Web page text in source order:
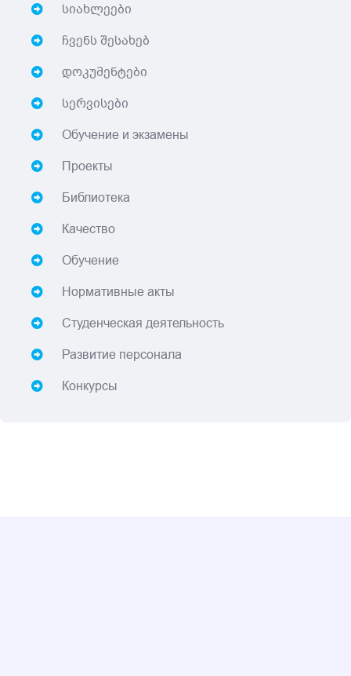
სიახლეები
ჩვენს შესახებ
დოკუმენტები
სერვისები
Обучение и экзамены
Проекты
Библиотека
Качество
Обучение
Нормативные акты
Студенческая деятельность
Развитие персонала
Конкурсы